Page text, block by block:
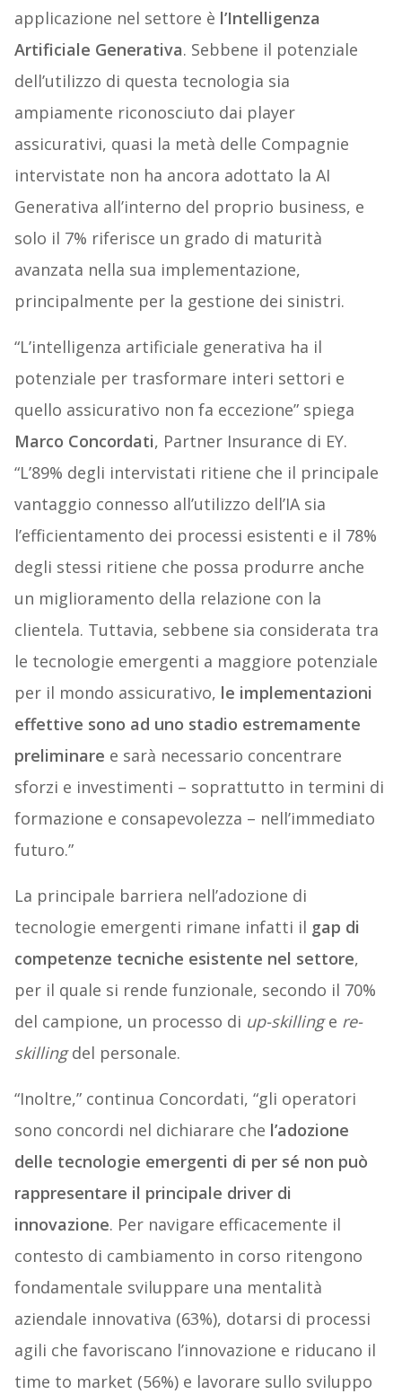
applicazione nel settore è l’Intelligenza
Artificiale Generativa. Sebbene il potenziale
dell’utilizzo di questa tecnologia sia
ampiamente riconosciuto dai player
assicurativi, quasi la metà delle Compagnie
intervistate non ha ancora adottato la AI
Generativa all’interno del proprio business, e
solo il 7% riferisce un grado di maturità
avanzata nella sua implementazione,
principalmente per la gestione dei sinistri.
“L’intelligenza artificiale generativa ha il
potenziale per trasformare interi settori e
quello assicurativo non fa eccezione” spiega
Marco Concordati, Partner Insurance di EY.
“L’89% degli intervistati ritiene che il principale
vantaggio connesso all’utilizzo dell’IA sia
l’efficientamento dei processi esistenti e il 78%
degli stessi ritiene che possa produrre anche
un miglioramento della relazione con la
clientela. Tuttavia, sebbene sia considerata tra
le tecnologie emergenti a maggiore potenziale
per il mondo assicurativo, le implementazioni
effettive sono ad uno stadio estremamente
preliminare e sarà necessario concentrare
sforzi e investimenti – soprattutto in termini di
formazione e consapevolezza – nell’immediato
futuro.”
La principale barriera nell’adozione di
tecnologie emergenti rimane infatti il gap di
competenze tecniche esistente nel settore,
per il quale si rende funzionale, secondo il 70%
del campione, un processo di up-skillinge re-
skillingdel personale.
“Inoltre,” continua Concordati, “gli operatori
sono concordi nel dichiarare che l’adozione
delle tecnologie emergenti di per sé non può
rappresentare il principale driver di
innovazione. Per navigare efficacemente il
contesto di cambiamento in corso ritengono
fondamentale sviluppare una mentalità
aziendale innovativa (63%), dotarsi di processi
agili che favoriscano l’innovazione e riducano il
time to market (56%) e lavorare sullo sviluppo